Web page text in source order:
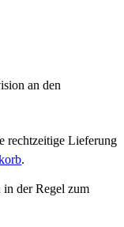
an den
rechtzeitige Lieferung
.
in der Regel zum